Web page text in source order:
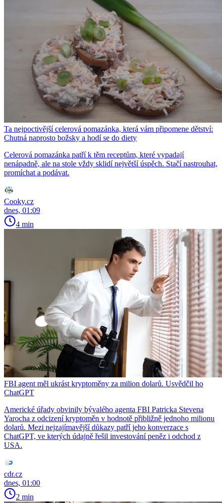
Ta nejpoctivější celerová pomazánka, která vám připomene dětství:
Chutná naprosto božsky a hodí se do diety
Celerová pomazánka patří k těm receptům, které vypadají
nenápadně, ale na stole vždy sklidí největší úspěch. Stačí nastrouhat,
promíchat a podávat.
Cooky.cz
dnes, 01:09
4 min
FBI agent měl ukrást kryptoměny za milion dolarů. Usvědčil ho
ChatGPT
Americké úřady obvinily bývalého agenta FBI Patricka Stevena
Yarocha z odcizení kryptoměn v hodnotě přibližně jednoho milionu
dolarů. Mezi nejzajímavější důkazy patří jeho konverzace s
ChatGPT, ve kterých údajně řešil investování peněz i odchod z
USA.
cdr.cz
dnes, 01:00
2 min